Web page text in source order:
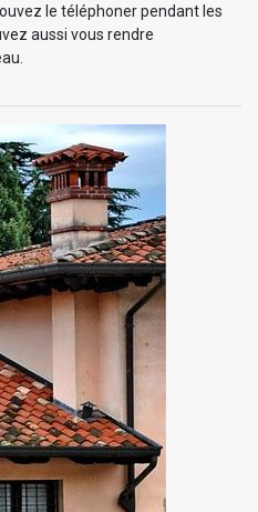
le téléphoner pendant les
aussi vous rendre